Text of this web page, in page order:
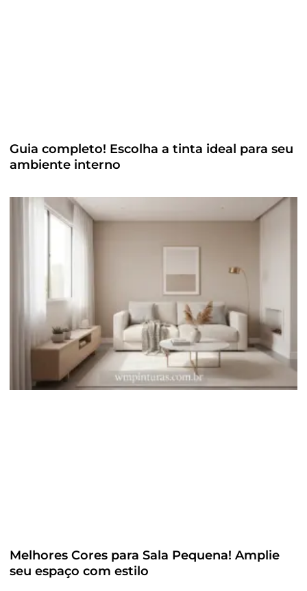
Guia completo! Escolha a tinta ideal para seu
ambiente interno
Melhores Cores para Sala Pequena! Amplie
seu espaço com estilo